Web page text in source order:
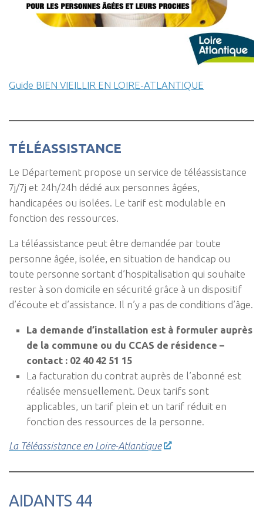
Guide BIEN VIEILLIR EN LOIRE-ATLANTIQUE
TÉLÉASSISTANCE
Le Département propose un service de téléassistance
7j/7j et 24h/24h dédié aux personnes âgées,
handicapées ou isolées. Le tarif est modulable en
fonction des ressources.
La téléassistance peut être demandée par toute
personne âgée, isolée, en situation de handicap ou
toute personne sortant d’hospitalisation qui souhaite
rester à son domicile en sécurité grâce à un dispositif
d’écoute et d’assistance. Il n’y a pas de conditions d’âge.
La demande d’installation est à formuler auprès
de la commune ou du CCAS de résidence –
contact : 02 40 42 51 15
La facturation du contrat auprès de l’abonné est
réalisée mensuellement. Deux tarifs sont
applicables, un tarif plein et un tarif réduit en
fonction des ressources de la personne.
La Téléassistance en Loire-Atlantique
AIDANTS 44